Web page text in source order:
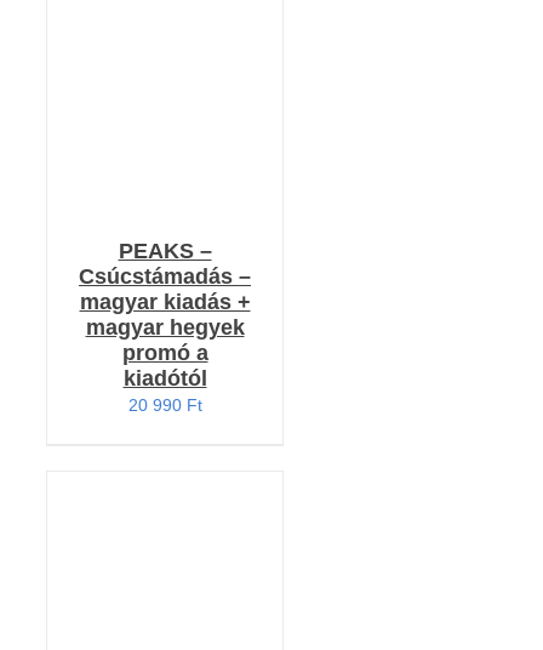
PEAKS –
Csúcstámadás –
magyar kiadás +
magyar hegyek
promó a
kiadótól
20 990 Ft